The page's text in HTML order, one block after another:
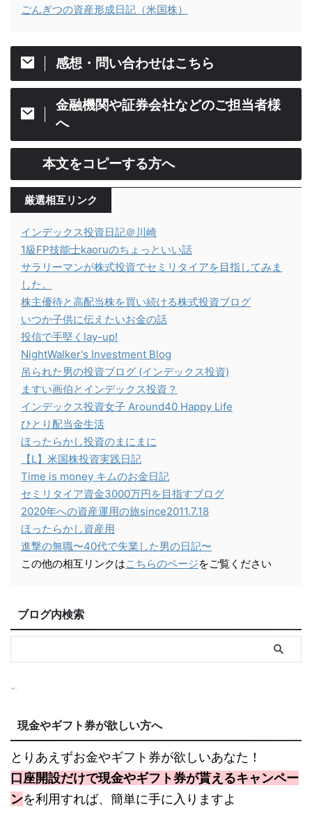
ごんぎつの資産形成日記（米国株）
感想・問い合わせはこちら
金融機関や証券会社などのご担当者様
へ
本文をコピーする方へ
厳選相互リンク
インデックス投資日記＠川崎
1級FP技能士kaoruのちょっといい話
サラリーマンが株式投資でセミリタイアを目指してみま
した。
株主優待と高配当株を買い続ける株式投資ブログ
いつか子供に伝えたいお金の話
投信で手堅くlay-up!
NightWalker's Investment Blog
吊られた男の投資ブログ (インデックス投資)
ますい画伯とインデックス投資？
インデックス投資女子 Around40 Happy Life
ひとり配当金生活
ほったらかし投資のまにまに
【L】米国株投資実践日記
Time is money キムのお金日記
セミリタイア資金3000万円を目指すブログ
2020年への資産運用の旅since2011.7.18
ほったらかし資産用
進撃の無職〜40代で失業した男の日記〜
この他の相互リンクはこちらのページをご覧ください
ブログ内検索
現金やギフト券が欲しい方へ
とりあえずお金やギフト券が欲しいあなた！
口座開設だけで現金やギフト券が貰えるキャンペー
ンを利用すれば、簡単に手に入りますよ